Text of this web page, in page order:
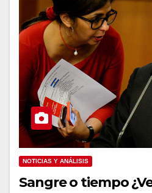
NOTICIAS Y ANÁLISIS
Sangre o tiempo